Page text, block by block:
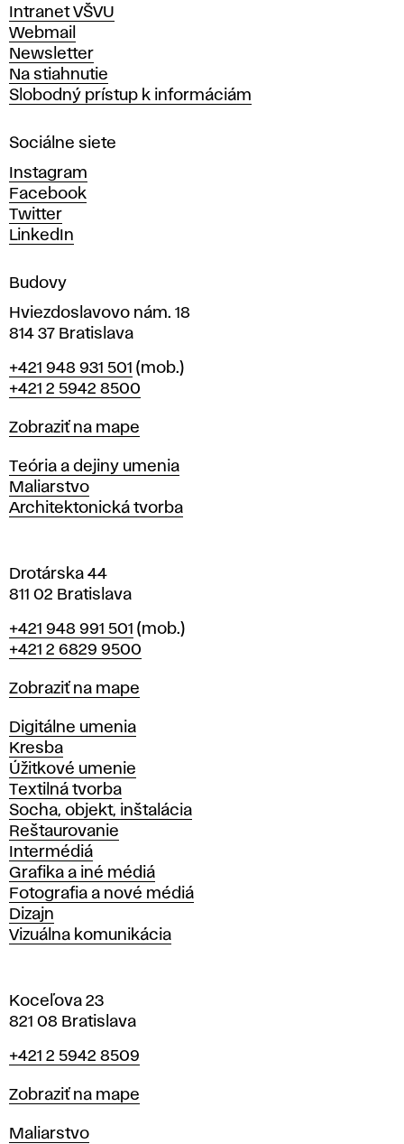
ý
t
v
a
r
ý
c
h
u
m
e
í
v
r
a
i
l
a
v
Intranet VŠVU
Webmail
Newsletter
Na stiahnutie
Slobodný prístup k informáciám
Sociálne siete
Instagram
Facebook
Twitter
LinkedIn
Budovy
Hviezdoslavovo nám. 18
814 37 Bratislava
Telefón
+421 948 931 501 (mob.)
+421 2 5942 8500
Mapa
Zobraziť na mape
Katedry
Teória a dejiny umenia
Maliarstvo
Architektonická tvorba
Drotárska 44
811 02 Bratislava
Telefón
+421 948 991 501 (mob.)
+421 2 6829 9500
Mapa
Zobraziť na mape
Katedry
Digitálne umenia
Kresba
Úžitkové umenie
Textilná tvorba
Socha, objekt, inštalácia
Reštaurovanie
Intermédiá
Grafika a iné médiá
Fotografia a nové médiá
Dizajn
Vizuálna komunikácia
Koceľova 23
821 08 Bratislava
Telefón
+421 2 5942 8509
Mapa
Zobraziť na mape
Katedry
Maliarstvo